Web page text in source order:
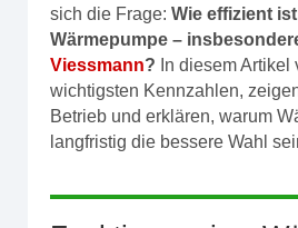
sich die Frage: Wie effizient
Wärmepumpe –
Viessmann? In diesem
wichtigsten Kennzahlen,
Betrieb und erklären, warum
langfristig die bessere Wahl